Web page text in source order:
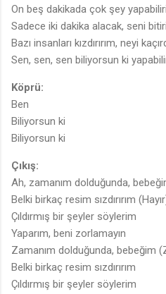
On beş dakikada çok şey
Sadece iki dakika alacak, seni
Bazı insanları kızdırırım, neyi
Sen, sen, sen biliyorsun ki
Köprü:
Ben
Biliyorsun ki
Biliyorsun ki
Çıkış:
Ah, zamanım dolduğunda,
Belki birkaç resim sızdırırım
Çıldırmış bir şeyler söylerim
Yaparım, beni zorlamayın
Zamanım dolduğunda, bebeğim
Belki birkaç resim sızdırırım
Çıldırmış bir şeyler söylerim